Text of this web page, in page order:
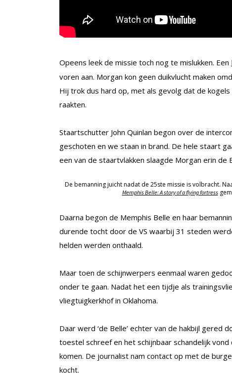
Opeens leek de missie toch nog te mislukken. Een
voren aan. Morgan kon geen duikvlucht maken
Hij trok dus hard op, met als gevolg dat de
raakten.
Staartschutter John Quinlan begon over de
geschoten en we staan in brand. De hele staart
een van de staartvlakken slaagde Morgan erin de
De bemanning juicht nadat de 25ste missie is volbracht.
Memphis Belle: A story of a flying fortress
Daarna begon de Memphis Belle en haar
durende tocht door de VS waarbij 31 steden
helden werden onthaald.
Maar toen de schijnwerpers eenmaal waren
onder te gaan. Nadat het een tijdje als
vliegtuigkerkhof in Oklahoma.
Daar werd ‘de Belle’ echter van de hakbijl
toestel schreef en het schijnbaar schandelijk
komen. De journalist nam contact op met de
kocht.